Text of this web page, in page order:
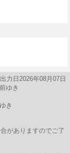
出力日2026年08月07日
ゆき
き
がありますのでご了